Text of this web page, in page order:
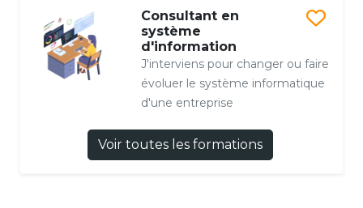
Consultant en
système
d'information
J'interviens pour changer ou faire
évoluer le système informatique
d'une entreprise
Voir toutes les formations